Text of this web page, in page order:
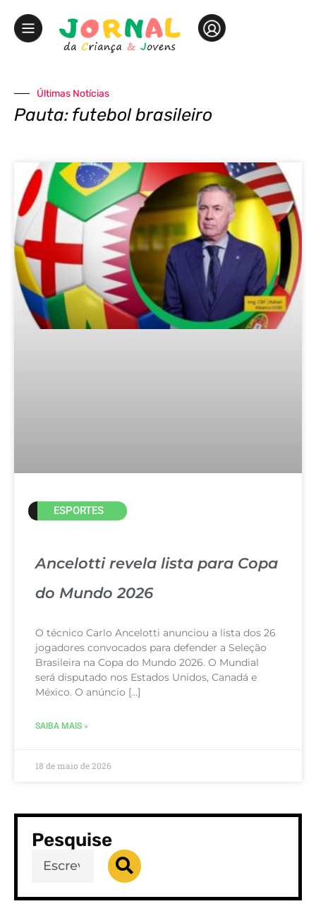
Últimas Notícias
Pauta: futebol brasileiro
ESPORTES
Ancelotti revela lista para Copa
do Mundo 2026
O técnico Carlo Ancelotti anunciou a lista dos 26
jogadores convocados para defender a Seleção
Brasileira na Copa do Mundo 2026. O Mundial
será disputado nos Estados Unidos, Canadá e
México. O anúncio […]
SAIBA MAIS »
18 de maio de 2026
Pesquise